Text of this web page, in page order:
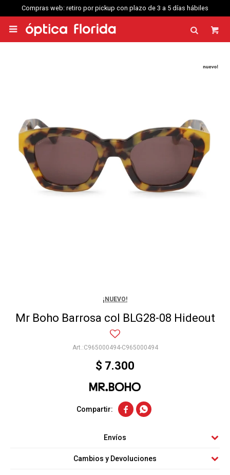
Compras web: retiro por pickup con plazo de 3 a 5 días hábiles

¡NUEVO!
Mr Boho Barrosa col BLG28-08 Hideout
C965000494-C965000494
$ 7.300
 
Envíos
Cambios y Devoluciones